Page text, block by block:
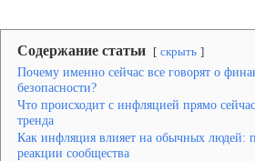
Содержание статьи скрыть
Почему именно сейчас все говорят о
безопасности?
Что происходит с инфляцией прямо
тренда
Как инфляция влияет на обычных людей:
реакции сообщества